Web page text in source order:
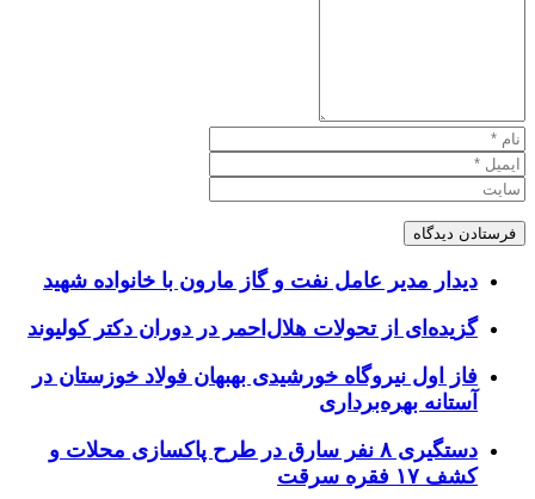
دیدار مدیر عامل نفت و گاز مارون با خانواده شهید
گزیده‌ای از تحولات هلال‌احمر در دوران دکتر کولیوند
فاز اول نیروگاه خورشیدی بهبهان فولاد خوزستان در
آستانه بهره‌برداری
دستگیری ۸ نفر سارق در طرح پاکسازی محلات و
کشف ۱۷ فقره سرقت